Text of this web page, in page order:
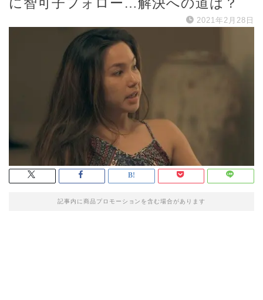
2021年2月28日
記事内に商品プロモーションを含む場合があります